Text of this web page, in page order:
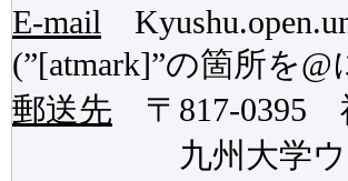
E-mail
(”[atmark]”の箇所を
郵送先 〒817-0395
九州大学ウェス